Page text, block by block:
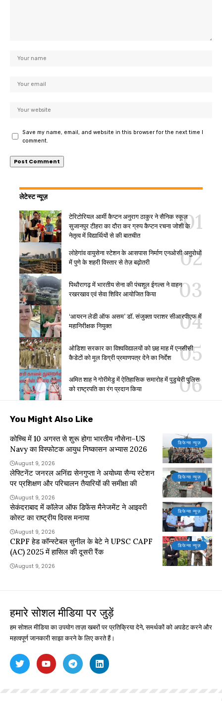
Save my name, email, and website in this browser for the next time I
comment.
लेटेस्ट न्यूज़
टेरिटोरियल आर्मी कैप्टन अनुराग ठाकुर ने सैनिक स्कूल
सुजानपुर टीहरा का दौरा कर ग्रुप कैप्टन रचना जोशी के
नेतृत्व में विद्यार्थियों से की बातचीत
लोहेगांव वायुसेना स्टेशन के आसपास निर्माण एनओसी अनुरोधों
में पुणे के शहरी विस्तार से तेज़ बढ़ोतरी
पिथौरागढ़ में भारतीय सेना की पंचशूल ईगल्स ने वाहन
रखरखाव एवं सेवा शिविर आयोजित किया
‘आयरन लेडी ऑफ असम’ डॉ. संजुक्ता पराशर सीआरपीएफ में
महानिरीक्षक नियुक्त
ओडिशा सरकार का विश्वविद्यालयों को छह माह में एनसीसी
कैडेटों को मूल डिग्री प्रमाणपत्र देने का निर्देश
अमित शाह ने गोरीमेडु में ऐतिहासिक समारोह में पुडुचेरी पुलिस
को राष्ट्रपति का रंग प्रदान किया
You Might Also Like
डिफेन्स न्यूज़
कोच्चि में 10 अगस्त से शुरू होगा भारतीय नौसेना–US
Navy का विस्फोटक आयुध निष्कासन अभ्यास 2026
August 9, 2026
डिफेन्स न्यूज़
लेफ्टिनेंट जनरल अनिंद्य सेनगुप्ता ने अयोध्या सैन्य स्टेशन
पर प्रशिक्षण और परिचालन तैयारियों की समीक्षा की
August 9, 2026
डिफेन्स न्यूज़
सेकंदराबाद में कॉलेज ऑफ डिफेंस मैनेजमेंट ने आइवरी
कोस्ट का राष्ट्रीय दिवस मनाया
August 9, 2026
डिफेन्स न्यूज़
CRPF हेड कॉन्स्टेबल सुनील के बेटे ने UPSC CAPF
(AC) 2025 में हासिल की दूसरी रैंक
August 9, 2026
हमारे सोशल मीडिया पर जुड़ें
हम सोशल मीडिया का उपयोग ताज़ा खबरों पर प्रतिक्रिया देने, समर्थकों को अपडेट करने और
महत्वपूर्ण जानकारी साझा करने के लिए करते हैं।